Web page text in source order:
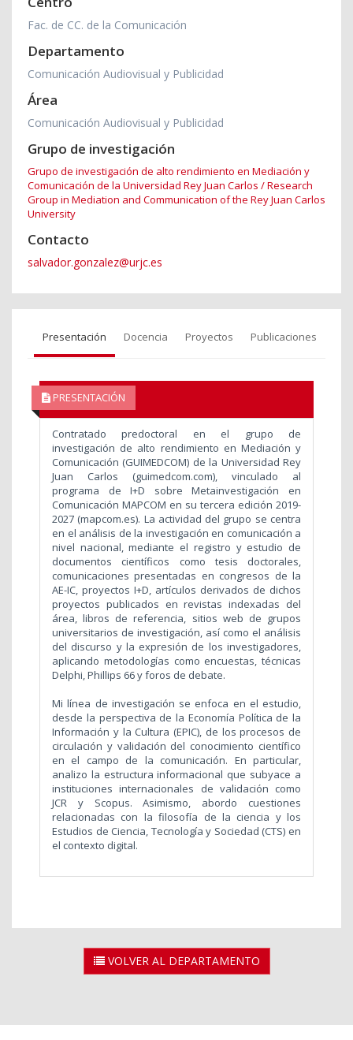
Fac. de CC. de la Comunicación
Departamento
Comunicación Audiovisual y Publicidad
Área
Comunicación Audiovisual y Publicidad
Grupo de investigación
Grupo de investigación de alto rendimiento en Mediación y
Comunicación de la Universidad Rey Juan Carlos / Research
Group in Mediation and Communication of the Rey Juan Carlos
University
Contacto
salvador.gonzalez@urjc.es
Presentación Docencia Proyectos Publicaciones
PRESENTACIÓN
Contratado predoctoral en el grupo de
investigación de alto rendimiento en Mediación y
Comunicación (GUIMEDCOM) de la Universidad Rey
Juan Carlos (guimedcom.com), vinculado al
programa de I+D
sobre Metainvestigación en
Comunicación MAPCOM en su tercera edición 2019-
2027 (mapcom.es). La actividad del grupo se centra
en el análisis de la investigación en comunicación a
nivel nacional, mediante el registro y estudio de
documentos científicos como tesis doctorales,
comunicaciones presentadas en congresos de la
AE-IC, proyectos I+D, artículos derivados de dichos
proyectos publicados en revistas indexadas del
área, libros de referencia, sitios web de grupos
universitarios de investigación, así como el análisis
del discurso y la expresión de los investigadores,
aplicando metodologías como encuestas, técnicas
Delphi, Phillips 66 y foros de debate.
Mi línea de investigación se enfoca en el estudio,
desde la perspectiva de la Economía Política de la
Información y la Cultura (EPIC), de los procesos de
circulación y validación del conocimiento científico
en el campo de la comunicación. En particular,
analizo la estructura informacional que subyace a
instituciones internacionales de validación como
JCR y Scopus. Asimismo, abordo cuestiones
relacionadas con la filosofía de la ciencia y los
Estudios de Ciencia, Tecnología y Sociedad (CTS) en
el contexto digital.
VOLVER AL DEPARTAMENTO